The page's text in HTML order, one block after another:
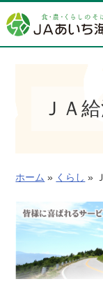
容
を
ＪＡ
ホーム » くらし »